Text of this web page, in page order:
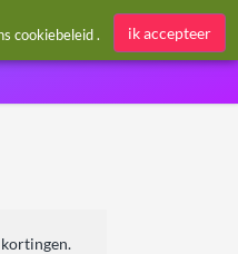
Register
cookiebeleid. ik accepteer